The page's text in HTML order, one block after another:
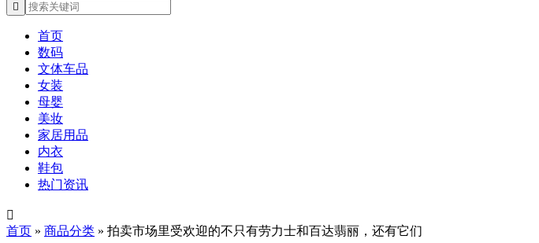

首页
数码
文体车品
女装
母婴
美妆
家居用品
内衣
鞋包
热门资讯

首页 » 商品分类 » 拍卖市场里受欢迎的不只有劳力士和百达翡丽，还有它们